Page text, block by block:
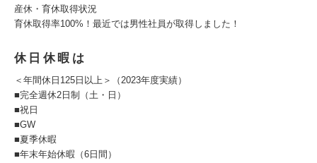
産休・育休取得状況
育休取得率100%！最近では男性社員が取得しました！
休日休暇は
＜年間休日125日以上＞（2023年度実績）
■完全週休2日制（土・日）
■祝日
■GW
■夏季休暇
■年末年始休暇（6日間）